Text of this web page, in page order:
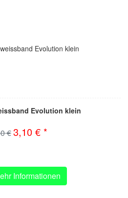
Evolution klein
€3,10 € *
Informationen